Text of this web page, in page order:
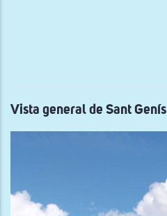
Vista general de Sant